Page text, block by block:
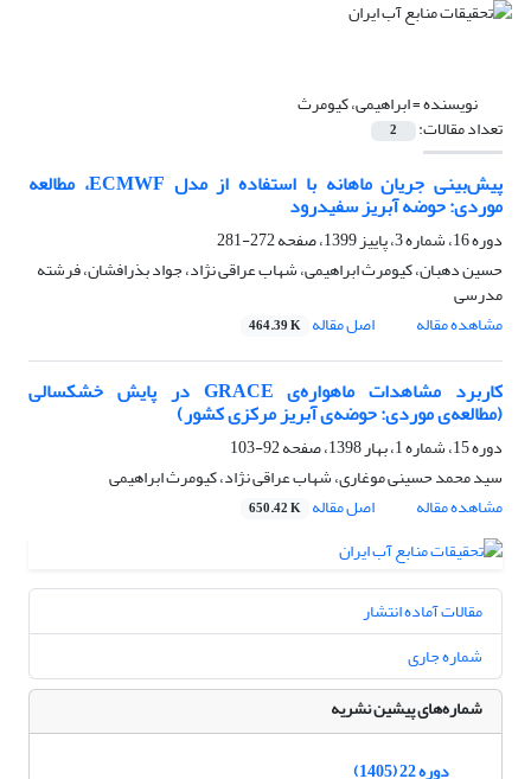
نویسنده =ابراهیمی، کیومرث
تعداد مقالات: 2
پیش‌بینی جریان ماهانه با استفاده از مدل ECMWF، مطالعه
موردی: حوضه آبریز سفیدرود
دوره 16، شماره 3، پاییز 1399، صفحه
272-281
حسین دهبان، کیومرث ابراهیمی، شهاب عراقی نژاد، جواد بذرافشان، فرشته
مدرسی
مشاهده مقاله
اصل مقاله 464.39 K
کاربرد مشاهدات ماهواره‌ی GRACE در پایش خشکسالی
(مطالعه‌ی موردی: حوضه‌ی آبریز مرکزی کشور)
دوره 15، شماره 1، بهار 1398، صفحه
92-103
سید محمد حسینی موغاری، شهاب عراقی نژاد، کیومرث ابراهیمی
مشاهده مقاله
اصل مقاله 650.42 K
مقالات آماده انتشار
شماره جاری
شماره‌های پیشین نشریه
دوره 22 (1405)